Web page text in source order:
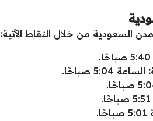
السعودية من خلال النقاط الآتية:
الساعة 5:04 صباحًا.